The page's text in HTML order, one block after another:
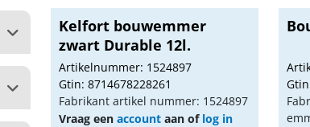
Kelfort bouwemmer
zwart Durable 12l.
Artikelnummer: 1524897
Gtin: 8714678228261
Fabrikant artikel nummer: 1524897
Vraag een accountaan of log in